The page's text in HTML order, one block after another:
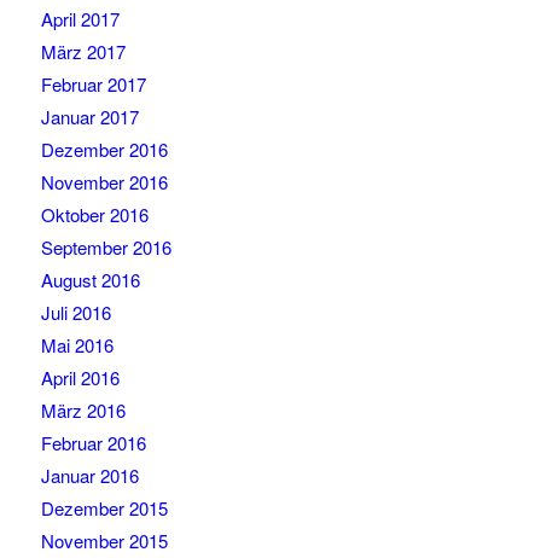
April 2017
März 2017
Februar 2017
Januar 2017
Dezember 2016
November 2016
Oktober 2016
September 2016
August 2016
Juli 2016
Mai 2016
April 2016
März 2016
Februar 2016
Januar 2016
Dezember 2015
November 2015